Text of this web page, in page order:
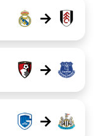
→
→
→